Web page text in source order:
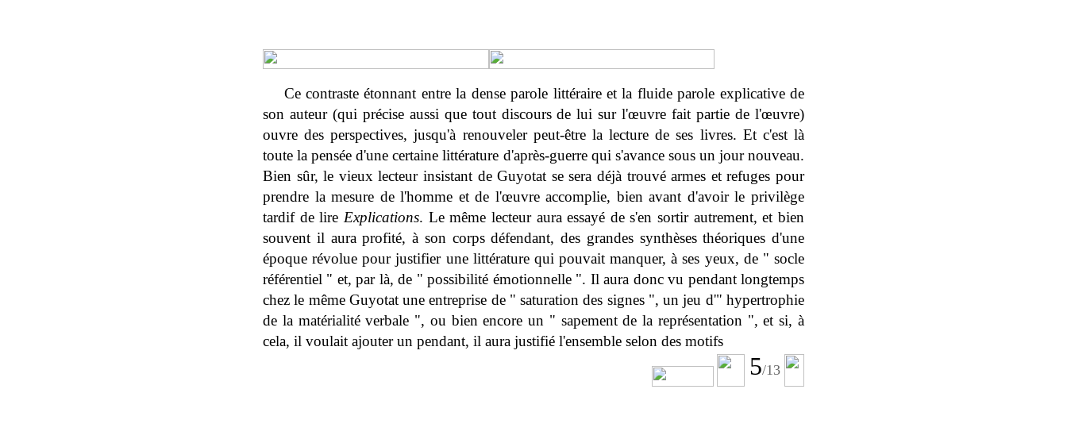
Ce contraste étonnant entre la dense parole littéraire et la fluide parole explicative de
son auteur (qui précise aussi que tout discours de lui sur l'œuvre fait partie de l'œuvre)
ouvre des perspectives, jusqu'à renouveler peut-être la lecture de ses livres. Et c'est là
toute la pensée d'une certaine littérature d'après-guerre qui s'avance sous un jour nouveau.
Bien sûr, le vieux lecteur insistant de Guyotat se sera déjà trouvé armes et refuges pour
prendre la mesure de l'homme et de l'œuvre accomplie, bien avant d'avoir le privilège
tardif de lire Explications. Le même lecteur aura essayé de s'en sortir autrement, et bien
souvent il aura profité, à son corps défendant, des grandes synthèses théoriques d'une
époque révolue pour justifier une littérature qui pouvait manquer, à ses yeux, de " socle
référentiel " et, par là, de " possibilité émotionnelle ". Il aura donc vu pendant longtemps
chez le même Guyotat une entreprise de " saturation des signes ", un jeu d'" hypertrophie
de la matérialité verbale ", ou bien encore un " sapement de la représentation ", et si, à
cela, il voulait ajouter un pendant, il aura justifié l'ensemble selon des motifs
5/13